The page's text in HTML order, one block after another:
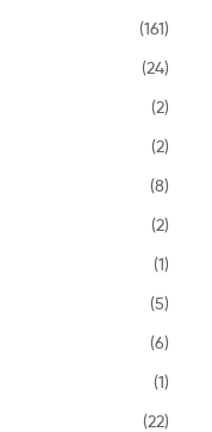
(161)
(24)
(2)
(2)
(8)
(2)
(1)
(5)
(6)
(1)
(22)